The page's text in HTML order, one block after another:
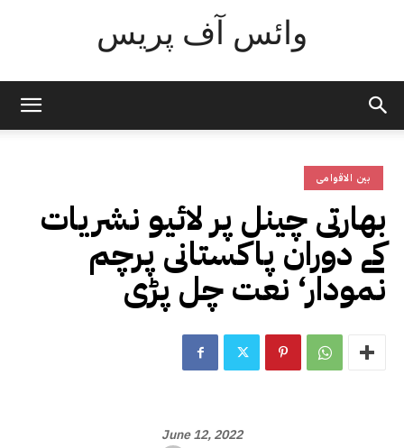
وائس آف پریس
بین الاقوامی
بھارتی چینل پر لائیو نشریات
کے دوران پاکستانی پرچم
نمودار‘ نعت چل پڑی
June 12, 2022